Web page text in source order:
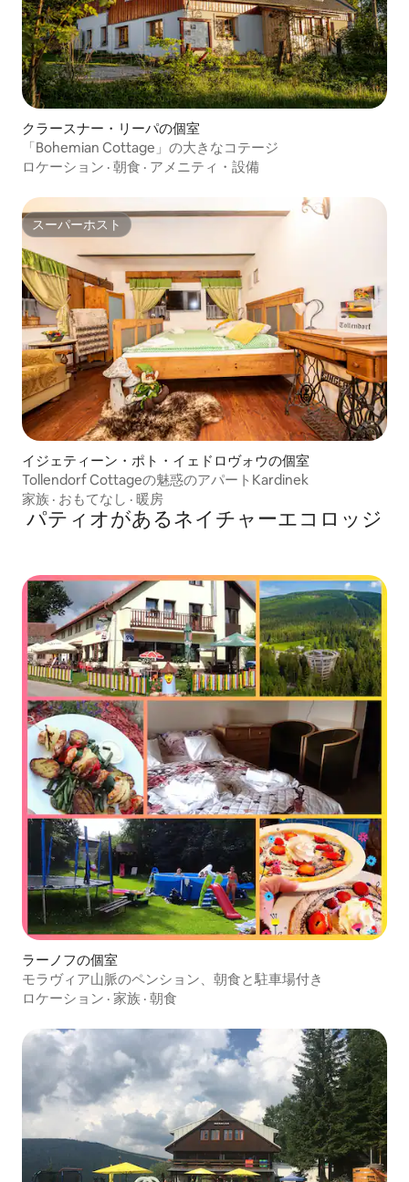
クラースナー・リーパの個室
「Bohemian Cottage」の大きなコテージ
ロケーション · 朝食 · アメニティ・設備
スーパーホスト
スーパーホスト
イジェティーン・ポト・イェドロヴォウの個室
Tollendorf Cottageの魅惑のアパートKardinek
家族 · おもてなし · 暖房
パティオがあるネイチャーエコロッジ
ラーノフの個室
モラヴィア山脈のペンション、朝食と駐車場付き
ロケーション · 家族 · 朝食